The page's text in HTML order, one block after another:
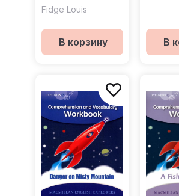
Fidge Louis
В корзину В